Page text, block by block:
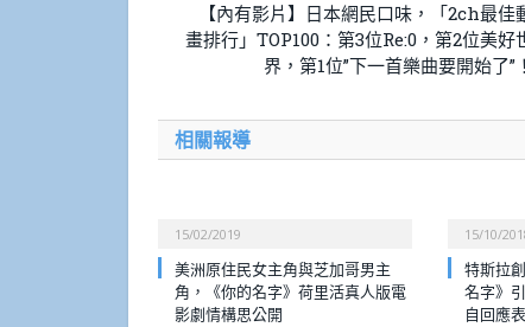
【內有影片】日本網民口味，「2ch最佳
畫排行」TOP100：第3位Re:0，第2位美好
界，第1位”下一首樂曲要開始了”！
相關報導
15/02/2019
美洲原住民女主角與芝加哥男主
角，《你的名字》荷里活真人版電
影劇情構思公開
15/10/
特斯拉
名字》
自回應